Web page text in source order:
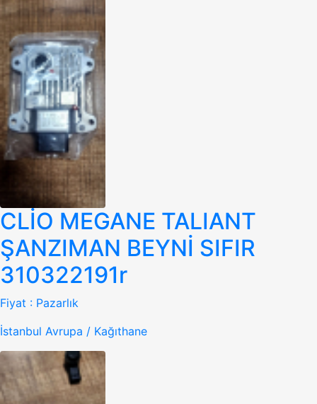
CLİO MEGANE TALIANT
ŞANZIMAN BEYNİ SIFIR
310322191r
Fiyat : Pazarlık
İstanbul Avrupa / Kağıthane